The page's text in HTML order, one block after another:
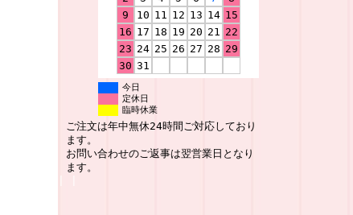
9
10 11 12 13 14 15
16 17 18 19 20 21 22
23 24 25 26 27 28 29
30 31
今日
定休日
臨時休業
ご注文は年中無休24時間ご対応しており
ます。
お問い合わせのご返事は翌営業日となり
ます。